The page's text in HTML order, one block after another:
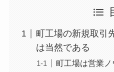
町工場の新規取引
は当然である
町工場は営業